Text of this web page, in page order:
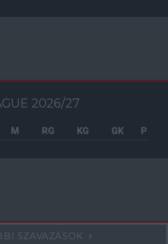
2026/27
M RG KG GK P
SZAVAZÁSOK